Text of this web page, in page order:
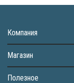
Компания
Магазин
Полезное